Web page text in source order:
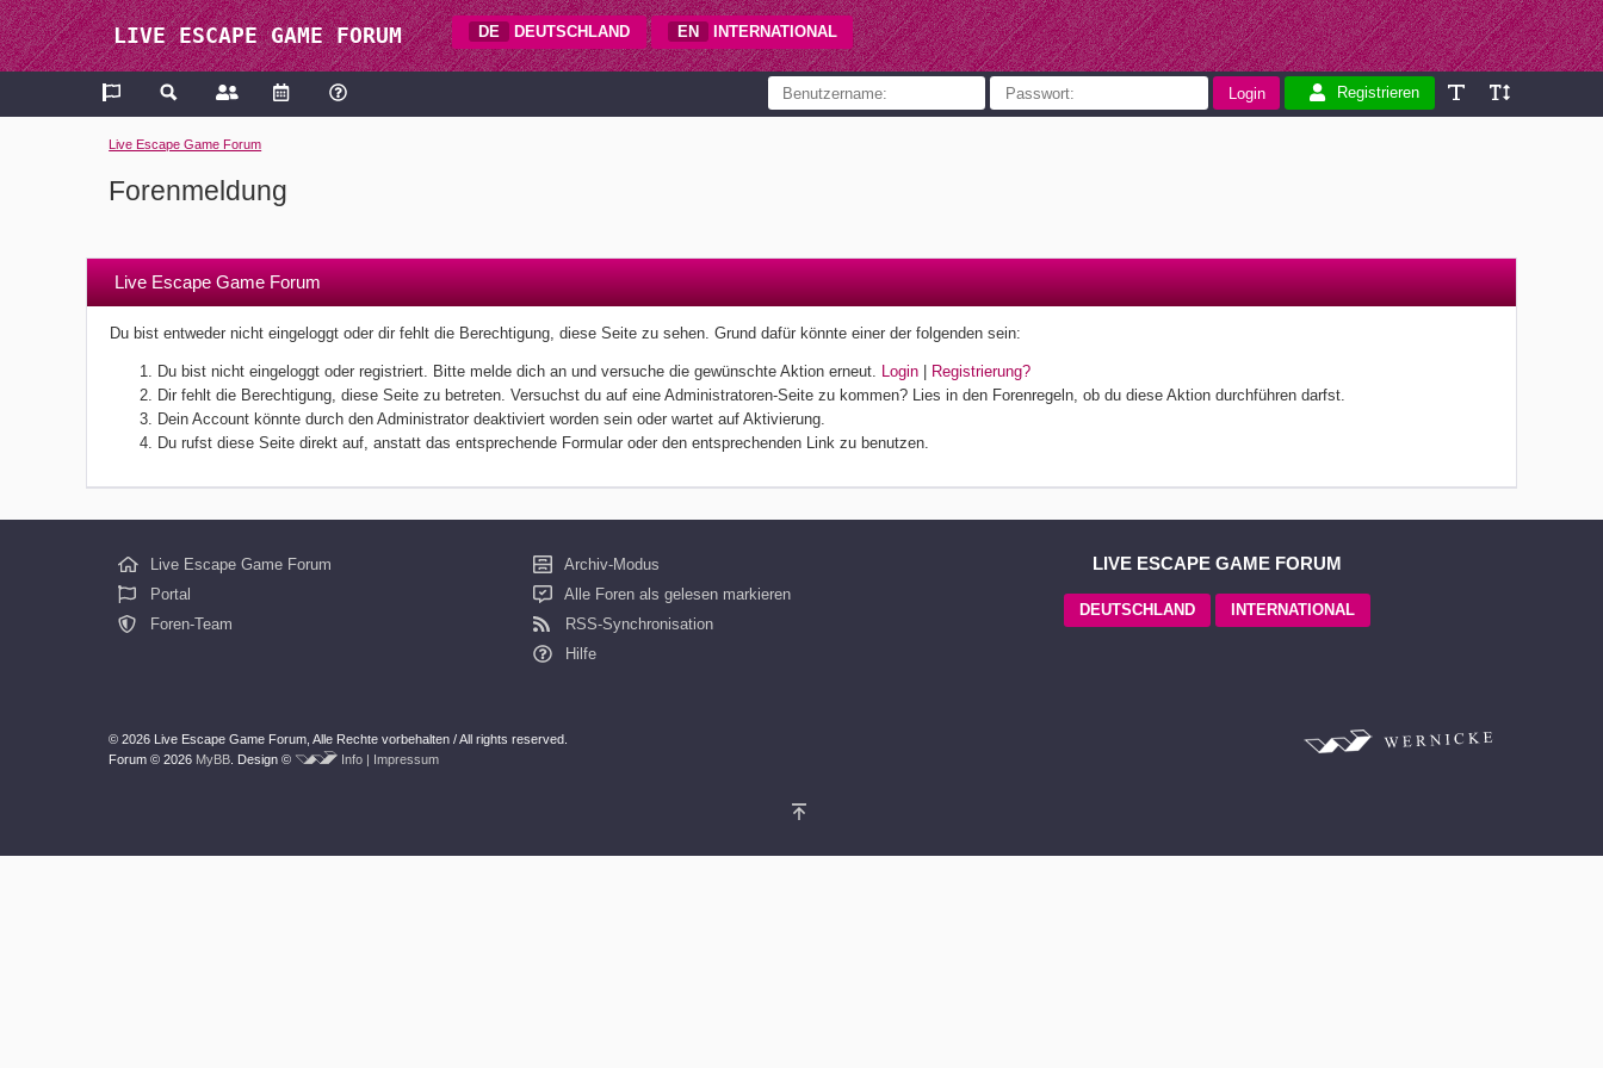
LIVE ESCAPE GAME FORUM DE DEUTSCHLAND EN INTERNATIONAL
Registrieren
Live Escape Game Forum
Forenmeldung
Live Escape Game Forum
Du bist entweder nicht eingeloggt oder dir fehlt die Berechtigung, diese Seite zu sehen. Grund dafür könnte einer der folgenden sein:
Du bist nicht eingeloggt oder registriert. Bitte melde dich an und versuche die gewünschte Aktion erneut. Login
Registrierung?
Dir fehlt die Berechtigung, diese Seite zu betreten. Versuchst du auf eine Administratoren-Seite zu kommen? Lies in den Forenregeln, ob du diese Aktion durchführen darfst.
Dein Account könnte durch den Administrator deaktiviert worden sein oder wartet auf Aktivierung.
Du rufst diese Seite direkt auf, anstatt das entsprechende Formular oder den entsprechenden Link zu benutzen.
Live Escape Game Forum
Portal
Foren-Team
Archiv-Modus
Alle Foren als gelesen markieren
RSS-Synchronisation
Hilfe
LIVE ESCAPE GAME FORUM
DEUTSCHLAND INTERNATIONAL
© 2026 Live Escape Game Forum, Alle Rechte vorbehalten /All rights reserved.
Forum © 2026 MyBB Design © Info | Impressum